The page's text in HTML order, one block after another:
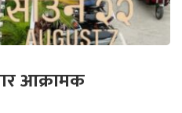
आक्रामक